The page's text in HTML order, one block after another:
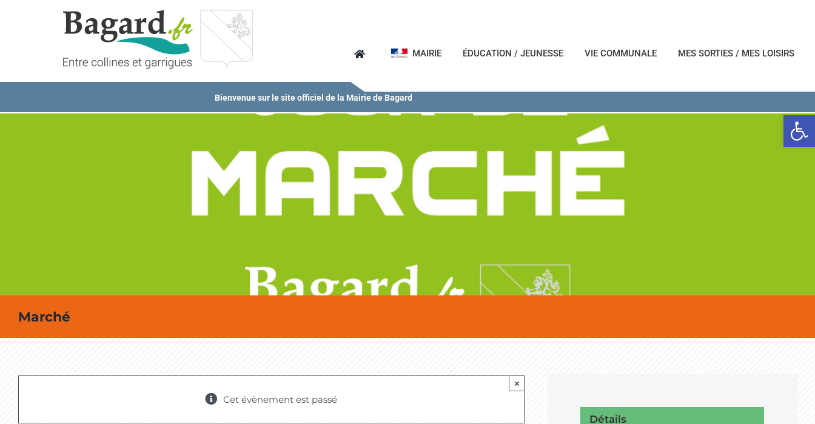
Ouvrir
MAIRIE ÉDUCATION / JEUNESSE VIE COMMUNALE MES SORTIES / MES LOISIRS
Bienvenue sur le site officiel de la Mairie de Bagard
Marché
Cet évènement est passé
×
Détails